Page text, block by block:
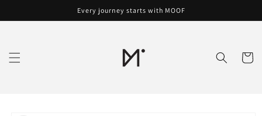
Every journey starts with MOOF
Cart